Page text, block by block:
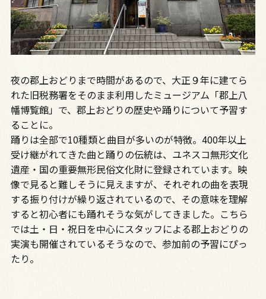
夜の郡上おどりまで時間があるので、大正９年に建てら
れた旧税務署をそのまま利用したミュージアム「郡上八
幡博覧館」で、郡上おどりの歴史や踊りについて予習す
ることに。
踊りは全部で10種類と曲目が多いのが特徴。400年以上
受け継がれてきた曲と踊りの伝統は、ユネスコ無形文化
遺産・国の重要無形民俗文化財に登録されています。映
像で見ると難しそうに見えますが、それぞれの曲を表現
する振り付けが繰り返されているので、その意味を理解
すると初心者にも踊れそうな気がしてきました。こちら
では土・日・祝日を中心にスタッフによる郡上おどりの
実演も開催されているそうなので、参加前の予習にぴっ
たり。